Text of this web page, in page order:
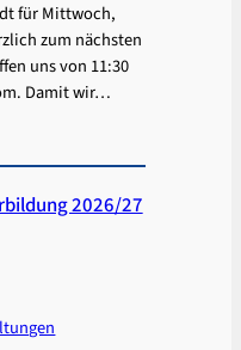
für Mittwoch,
zum nächsten
uns von 11:30
Damit wir…
2026/27